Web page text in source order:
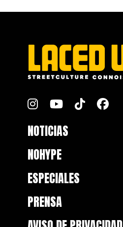
NOTICIAS
NOHYPE
ESPECIALES
PRENSA